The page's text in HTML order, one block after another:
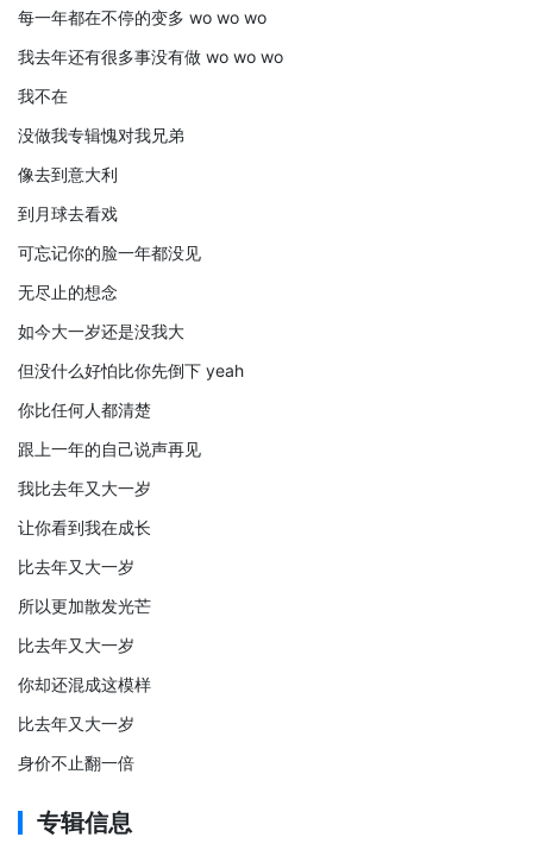
每一年都在不停的变多 wo wo wo
我去年还有很多事没有做 wo wo wo
我不在
没做我专辑愧对我兄弟
像去到意大利
到月球去看戏
可忘记你的脸一年都没见
无尽止的想念
如今大一岁还是没我大
但没什么好怕比你先倒下 yeah
你比任何人都清楚
跟上一年的自己说声再见
我比去年又大一岁
让你看到我在成长
比去年又大一岁
所以更加散发光芒
比去年又大一岁
你却还混成这模样
比去年又大一岁
身价不止翻一倍
专辑信息